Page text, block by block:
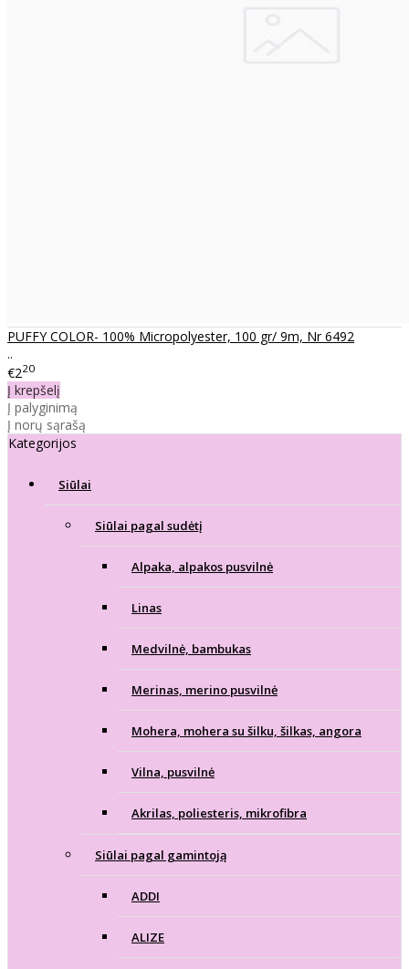
PUFFY COLOR- 100% Micropolyester, 100 gr/ 9m, Nr 6492
..
€220
Į krepšelį
Į palyginimą
Į norų sąrašą
Kategorijos
Siūlai
Siūlai pagal sudėtį
Alpaka, alpakos pusvilnė
Linas
Medvilnė, bambukas
Merinas, merino pusvilnė
Mohera, mohera su šilku, šilkas, angora
Vilna, pusvilnė
Akrilas, poliesteris, mikrofibra
Siūlai pagal gamintoją
ADDI
ALIZE